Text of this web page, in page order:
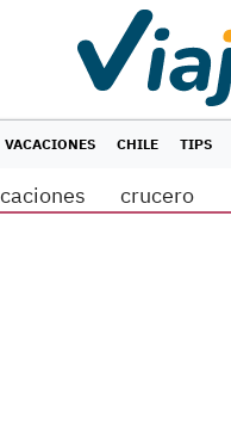
VACACIONES CHILE TIPS
crucero